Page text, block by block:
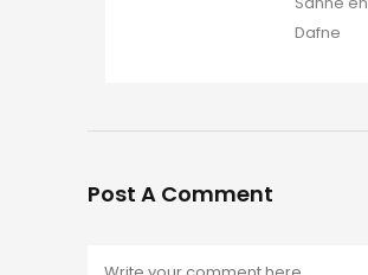
Dafne
Post A Comment